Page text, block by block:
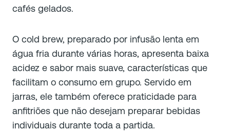
cafés gelados.
O cold brew, preparado por infusão lenta em
água fria durante várias horas, apresenta baixa
acidez e sabor mais suave, características que
facilitam o consumo em grupo. Servido em
jarras, ele também oferece praticidade para
anfitriões que não desejam preparar bebidas
individuais durante toda a partida.